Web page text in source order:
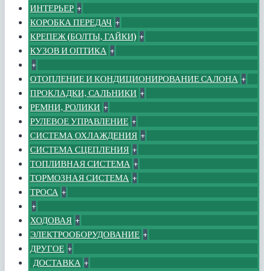
ИНТЕРЬЕР +
КОРОБКА ПЕРЕДАЧ +
КРЕПЕЖ (БОЛТЫ, ГАЙКИ) +
КУЗОВ И ОПТИКА +
+
ОТОПЛЕНИЕ И КОНДИЦИОНИРОВАНИЕ САЛОНА +
ПРОКЛАДКИ, САЛЬНИКИ +
РЕМНИ, РОЛИКИ +
РУЛЕВОЕ УПРАВЛЕНИЕ +
СИСТЕМА ОХЛАЖДЕНИЯ +
СИСТЕМА СЦЕПЛЕНИЯ +
ТОПЛИВНАЯ СИСТЕМА +
ТОРМОЗНАЯ СИСТЕМА +
ТРОСА +
+
ХОДОВАЯ +
ЭЛЕКТРООБОРУДОВАНИЕ +
ДРУГОЕ +
ДОСТАВКА +